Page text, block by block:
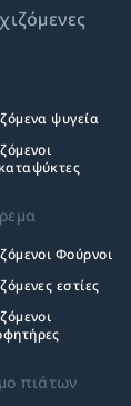
ψυγεία
Φούρνοι
εστίες
πιάτων